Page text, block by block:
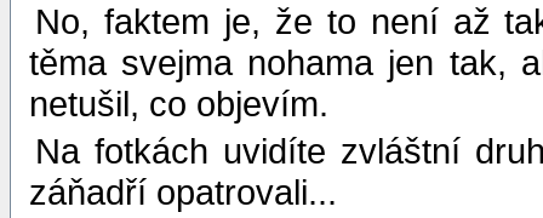
No, faktem je, že to není až
těma svejma nohama jen tak,
netušil, co objevím.
Na fotkách uvidíte zvláštní
záňadří opatrovali...